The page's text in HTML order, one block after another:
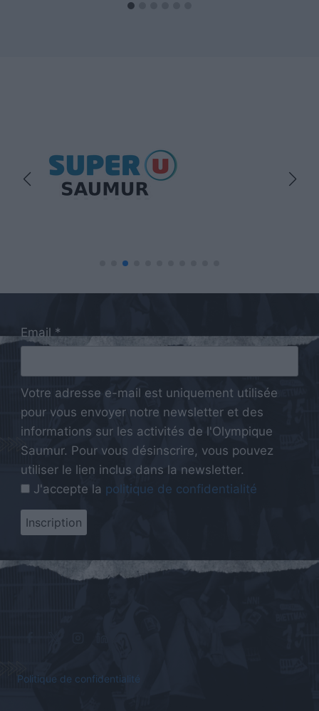
Email *
Votre adresse e-mail est uniquement utilisée
pour vous envoyer notre newsletter et des
informations sur les activités de l'Olympique
Saumur. Pour vous désinscrire, vous pouvez
utiliser le lien inclus dans la newsletter.
J'accepte la politique de confidentialité
Politique de confidentialité